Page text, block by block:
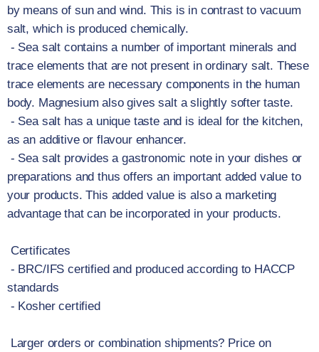
by means of sun and wind. This is in contrast to vacuum
salt, which is produced chemically.
- Sea salt contains a number of important minerals and
trace elements that are not present in ordinary salt. These
trace elements are necessary components in the human
body. Magnesium also gives salt a slightly softer taste.
- Sea salt has a unique taste and is ideal for the kitchen,
as an additive or flavour enhancer.
- Sea salt provides a gastronomic note in your dishes or
preparations and thus offers an important added value to
your products. This added value is also a marketing
advantage that can be incorporated in your products.
Certificates
- BRC/IFS certified and produced according to HACCP
standards
- Kosher certified
Larger orders or combination shipments? Price on